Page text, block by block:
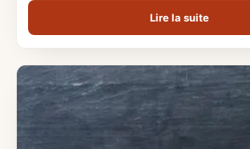
Lire la suite